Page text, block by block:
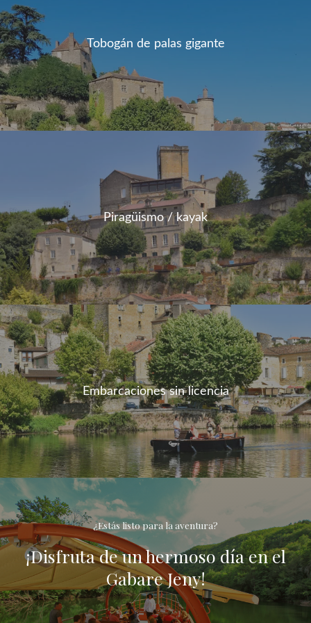
Tobogán de palas gigante
Piragüismo / kayak
Embarcaciones sin licencia
¿Estás listo para la aventura?
¡Disfruta de un hermoso día en el
Gabare Jeny!